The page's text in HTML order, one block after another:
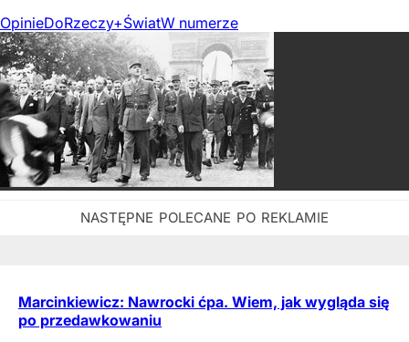
OpinieDoRzeczy+ŚwiatW numerze
Marcinkiewicz: Nawrocki ćpa. Wiem, jak wygląda się
po przedawkowaniu